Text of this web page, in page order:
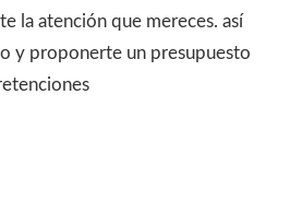
la atención que mereces. así
y proponerte un presupuesto